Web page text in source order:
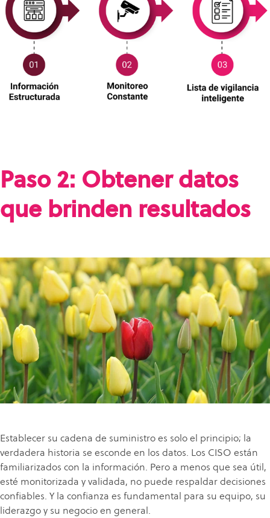
Paso 2: Obtener datos
que brinden resultados
Establecer su cadena de suministro es solo el principio; la
verdadera historia se esconde en los datos. Los CISO están
familiarizados con la información. Pero a menos que sea útil,
esté monitorizada y validada, no puede respaldar decisiones
confiables. Y la confianza es fundamental para su equipo, su
liderazgo y su negocio en general.